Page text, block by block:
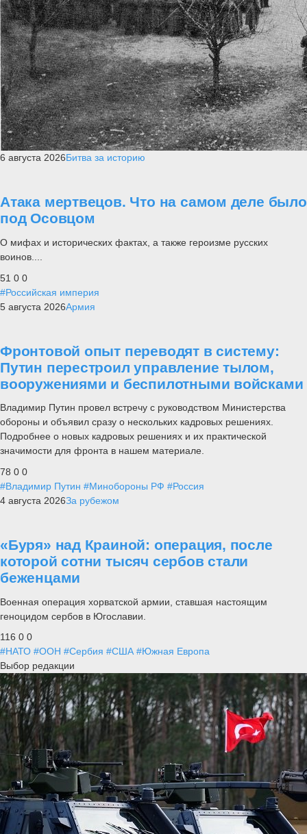
6 августа 2026Битва за историю
Атака мертвецов. Что на самом деле было
под Осовцом
О мифах и исторических фактах, а также героизме русских
воинов....
51 0 0
#Российская империя
5 августа 2026Армия
Фронтовой опыт переводят в систему:
Путин перестроил управление тылом,
вооружениями и беспилотными войсками
Владимир Путин провел встречу с руководством Министерства
обороны и объявил сразу о нескольких кадровых решениях.
Подробнее о новых кадровых решениях и их практической
значимости для фронта в нашем материале.
78 0 0
#Владимир Путин #Минобороны РФ #Россия
4 августа 2026За рубежом
«Буря» над Краиной: операция, после
которой сотни тысяч сербов стали
беженцами
Военная операция хорватской армии, ставшая настоящим
геноцидом сербов в Югославии.
116 0 0
#НАТО #ООН #Сербия #США #Южная Европа
Выбор редакции